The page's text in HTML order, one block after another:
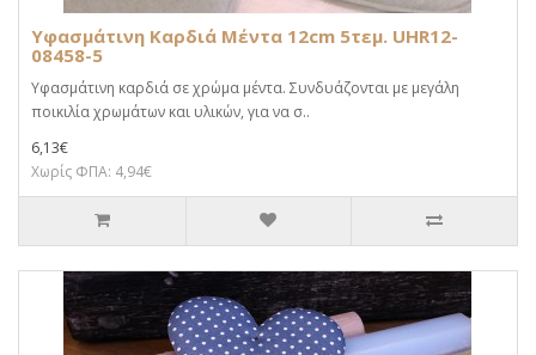
Υφασμάτινη Καρδιά Μέντα 12cm 5τεμ. UHR12-
08458-5
Υφασμάτινη καρδιά σε χρώμα μέντα. Συνδυάζονται με μεγάλη
ποικιλία χρωμάτων και υλικών, για να σ..
6,13€
Χωρίς ΦΠΑ: 4,94€